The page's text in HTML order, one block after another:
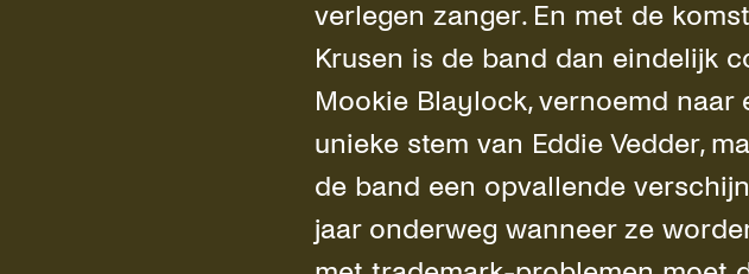
verlegen zanger. En met de
Krusen is de band dan eindelijk
Mookie Blaylock, vernoemd
unieke stem van Eddie Vedder,
de band een opvallende
jaar onderweg wanneer ze